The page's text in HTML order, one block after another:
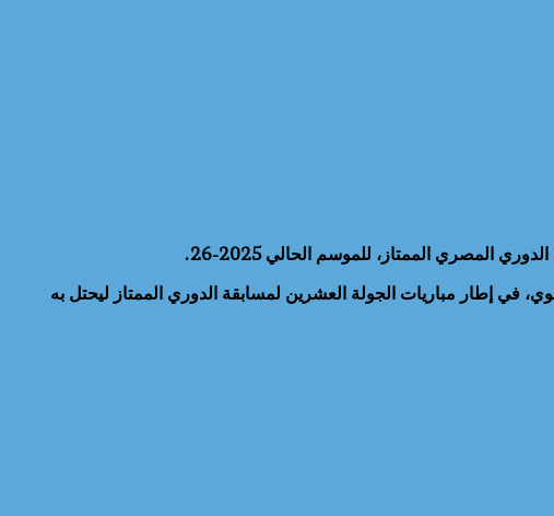
المصري الممتاز، للموسم الحالي 2025-26.
إطار مباريات الجولة العشرين لمسابقة الدوري الممتاز ليحتل به